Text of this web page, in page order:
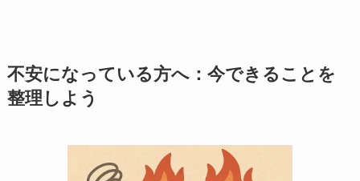
不安になっている方へ：今できることを
整理しよう